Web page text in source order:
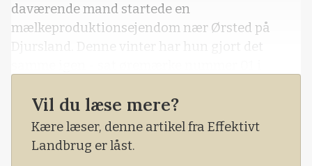
daværende mand startede en
mælkeproduktionsejendom nær Ørsted på
Djursland. Denne vinter har hun gjort det
første kalv efter den lille flok, en ko med kalv og
to kvier, som Lone Foged Madsen og hendes
mand Henning Madsen købte i juli sidste år.
Vil du læse mere?
Kære læser, denne artikel fra Effektivt
Landbrug er låst.